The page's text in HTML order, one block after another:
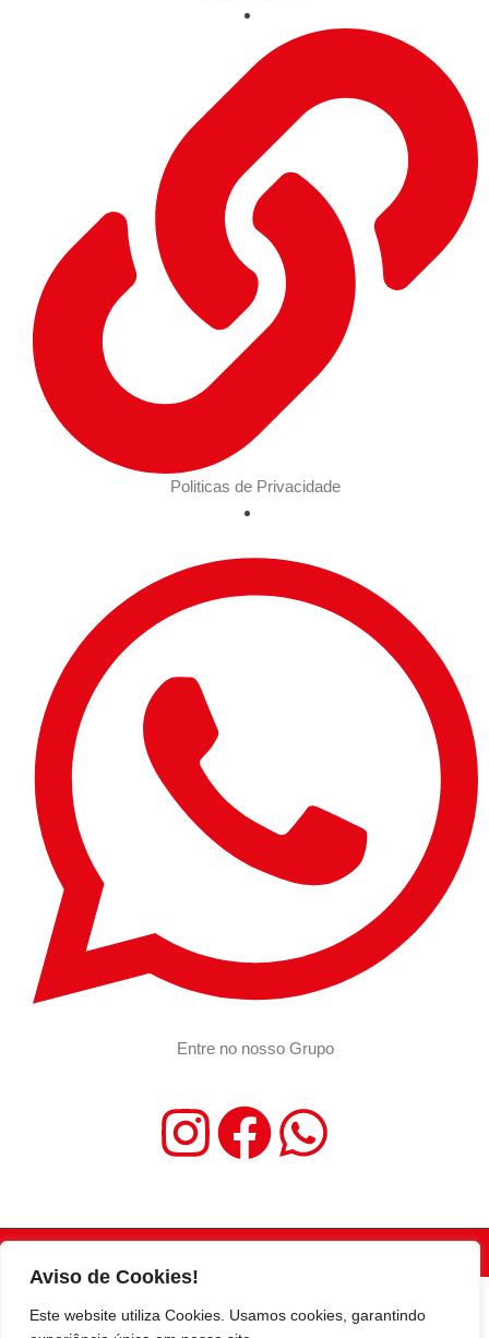
Aviso de Cookies!
Este website utiliza Cookies. Usamos cookies, garantindo
Politicas de Privacidade
Entre no nosso Grupo